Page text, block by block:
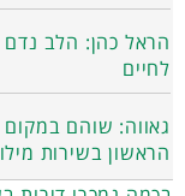
הראל כהן: הלב נדם
לחיים
גאווה: שוהם במקום
הראשון בשירות